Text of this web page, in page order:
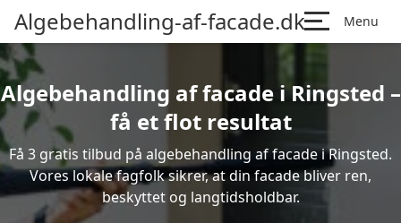
Algebehandling-af-facade.dk Menu
Algebehandling af facade i Ringsted –
få et flot resultat
Få 3 gratis tilbud på algebehandling af facade i Ringsted.
Vores lokale fagfolk sikrer, at din facade bliver ren,
beskyttet og langtidsholdbar.